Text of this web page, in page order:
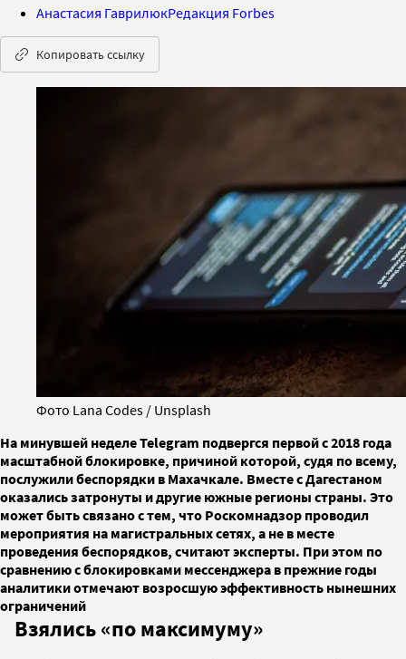
Анастасия ГаврилюкРедакция Forbes
Копировать ссылку
Фото Lana Codes / Unsplash
На минувшей неделе Telegram подвергся первой с 2018 года
масштабной блокировке, причиной которой, судя по всему,
послужили беспорядки в Махачкале. Вместе с Дагестаном
оказались затронуты и другие южные регионы страны. Это
может быть связано с тем, что Роскомнадзор проводил
мероприятия на магистральных сетях, а не в месте
проведения беспорядков, считают эксперты. При этом по
сравнению с блокировками мессенджера в прежние годы
аналитики отмечают возросшую эффективность нынешних
ограничений
Взялись «по максимуму»